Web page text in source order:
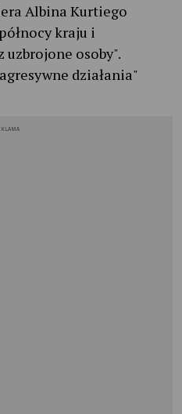
Albina Kurtiego
kraju i
osoby".
działania"